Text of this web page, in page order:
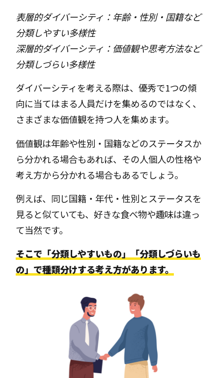
表層的ダイバーシティ：年齢・性別・国籍など
分類しやすい多様性
深層的ダイバーシティ：価値観や思考方法など
分類しづらい多様性
ダイバーシティを考える際は、優秀で1つの傾
向に当てはまる人員だけを集めるのではなく、
さまざまな価値観を持つ人を集めます。
価値観は年齢や性別・国籍などのステータスか
ら分かれる場合もあれば、その人個人の性格や
考え方から分かれる場合もあるでしょう。
例えば、同じ国籍・年代・性別とステータスを
見ると似ていても、好きな食べ物や趣味は違っ
て当然です。
そこで「分類しやすいもの」「分類しづらいも
の」で種類分けする考え方があります。